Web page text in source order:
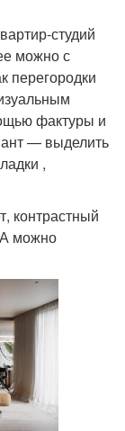
студий
можно с
перегородки
фактуры и
— выделить
,
контрастный
А можно